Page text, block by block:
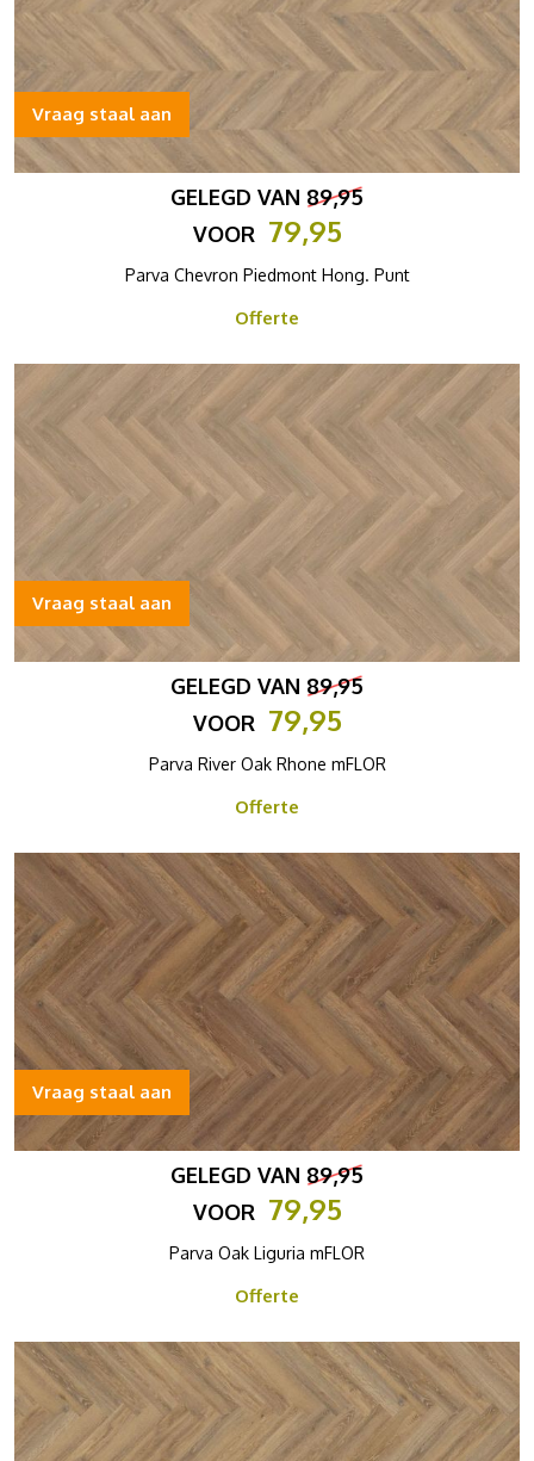
GELEGD VAN 89,95
VOOR 79,95
Parva Chevron Piedmont Hong. Punt
Offerte
Vraag staal aan
GELEGD VAN 89,95
VOOR 79,95
Parva River Oak Rhone mFLOR
Offerte
Vraag staal aan
GELEGD VAN 89,95
VOOR 79,95
Parva Oak Liguria mFLOR
Offerte
Vraag staal aan